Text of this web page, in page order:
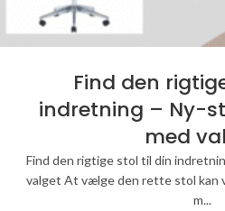
Find den
indretning – Ny-
med
Find den rigtige stol til din
valget At vælge den rette stol kan
m...